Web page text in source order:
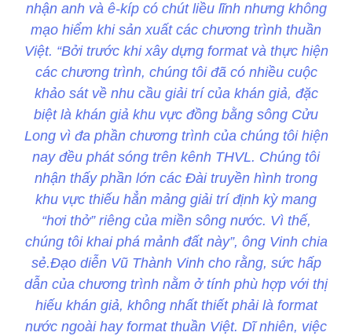
nhận anh và ê-kíp có chút liều lĩnh nhưng không
mạo hiểm khi sản xuất các chương trình thuần
Việt. “Bởi trước khi xây dựng format và thực hiện
các chương trình, chúng tôi đã có nhiều cuộc
khảo sát về nhu cầu giải trí của khán giả, đặc
biệt là khán giả khu vực đồng bằng sông Cửu
Long vì đa phần chương trình của chúng tôi hiện
nay đều phát sóng trên kênh THVL. Chúng tôi
nhận thấy phần lớn các Đài truyền hình trong
khu vực thiếu hẳn mảng giải trí định kỳ mang
“hơi thở” riêng của miền sông nước. Vì thế,
chúng tôi khai phá mảnh đất này”, ông Vinh chia
sẻ.Đạo diễn Vũ Thành Vinh cho rằng, sức hấp
dẫn của chương trình nằm ở tính phù hợp với thị
hiếu khán giả, không nhất thiết phải là format
nước ngoài hay format thuần Việt. Dĩ nhiên, việc